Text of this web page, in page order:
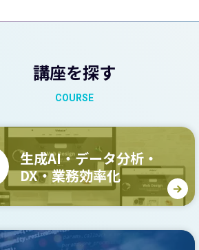
講座を探す
COURSE
生成AI・データ分析・
DX・業務効率化